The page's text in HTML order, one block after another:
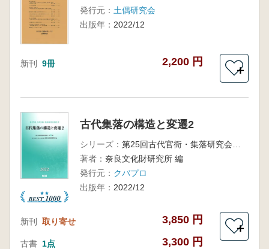
発行元： 土偶研究会
出版年： 2022/12
新刊 9冊 2,200 円
＋
古代集落の構造と変遷2
シリーズ：
著者： 奈良文化財研究所 編
発行元： クバプロ
出版年： 2022/12
新刊 取り寄せ 3,850 円
古書 1点 3,300 円
＋